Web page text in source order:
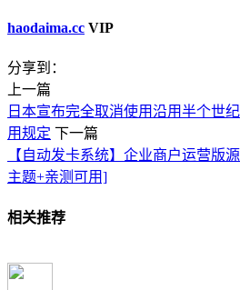
haodaima.cc VIP
分享到：
上一篇
日本宣布完全取消使用沿用半个世
用规定 下一篇
【自动发卡系统】企业商户运营版
主题+亲测可用]
相关推荐